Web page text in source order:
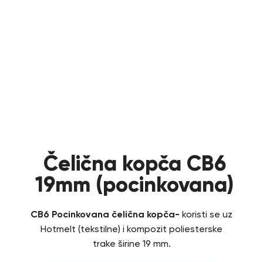
Čelična kopča CB6
19mm (pocinkovana)
CB6 Pocinkovana čelična kopča- koristi se uz
Hotmelt (tekstilne) i kompozit poliesterske
trake širine 19 mm.